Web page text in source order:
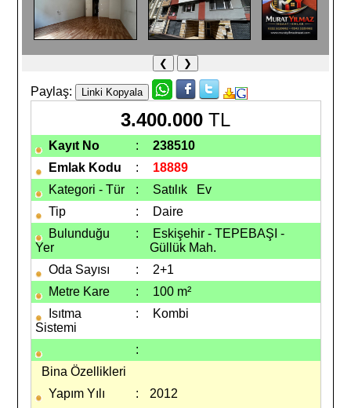
❮ ❯
Paylaş:
3.400.000 TL
Kayıt No :
238510
Emlak Kodu
:
18889
Kategori - Tür
:
Satılık Ev
Tip
:
Daire
Bulunduğu
Yer
:
Eskişehir - TEPEBAŞI -
Güllük Mah.
Oda Sayısı
:
2+1
Metre Kare
:
100 m²
Isıtma
Sistemi
: Kombi
:
Bina Özellikleri
Yapım Yılı
:
2012